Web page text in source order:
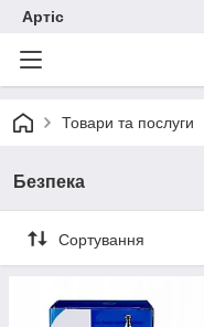
Артіс
Товари та послуги
Безпека
Сортування